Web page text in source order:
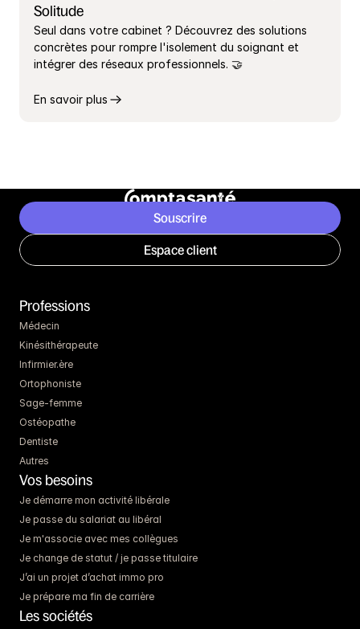
Solitude
Seul dans votre cabinet ? Découvrez des solutions
concrètes pour rompre l'isolement du soignant et
intégrer des réseaux professionnels. 🤝
En savoir plus
Souscrire
Espace client
Professions
Médecin
Kinésithérapeute
Infirmier.ère
Ortophoniste
Sage-femme
Ostéopathe
Dentiste
Autres
Vos besoins
Je démarre mon activité libérale
Je passe du salariat au libéral
Je m'associe avec mes collègues
Je change de statut / je passe titulaire
J’ai un projet d’achat immo pro
Je prépare ma fin de carrière
Les sociétés